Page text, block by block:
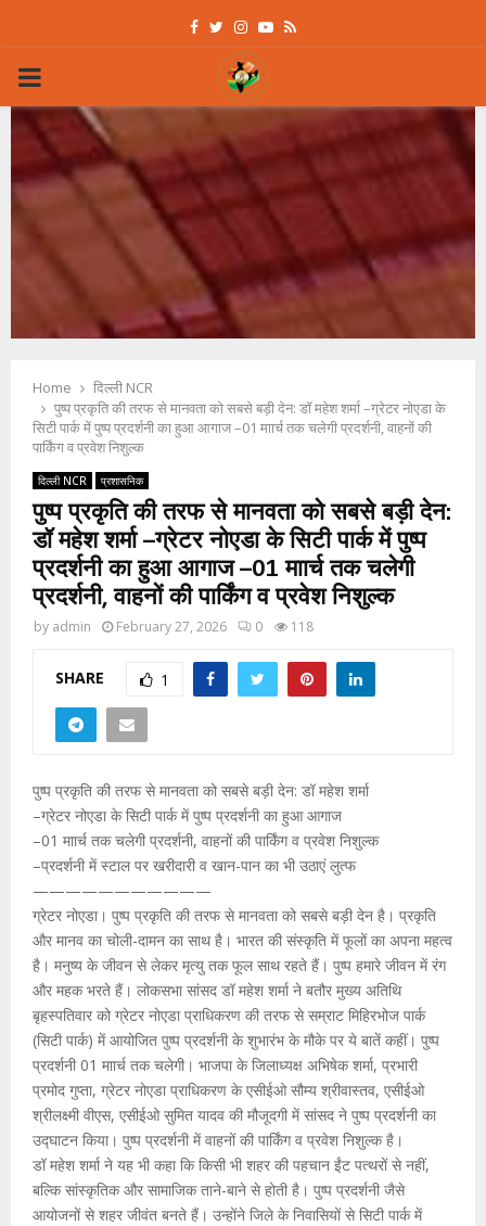
Facebook
Twitter
Instagram
Youtube
Rss
PRIMARY
MENU
Home
दिल्ली NCR
पुष्प प्रकृति की तरफ से मानवता को सबसे बड़ी देन: डॉ महेश शर्मा –ग्रेटर नोएडा के
सिटी पार्क में पुष्प प्रदर्शनी का हुआ आगाज –01 माार्च तक चलेगी प्रदर्शनी, वाहनों की
पार्किंग व प्रवेश निशुल्क
दिल्ली NCR प्रशासनिक
पुष्प प्रकृति की तरफ से मानवता को सबसे बड़ी देन:
डॉ महेश शर्मा –ग्रेटर नोएडा के सिटी पार्क में पुष्प
प्रदर्शनी का हुआ आगाज –01 माार्च तक चलेगी
प्रदर्शनी, वाहनों की पार्किंग व प्रवेश निशुल्क
by admin February 27, 2026 0 118
SHARE 1
पुष्प प्रकृति की तरफ से मानवता को सबसे बड़ी देन: डॉ महेश शर्मा
–ग्रेटर नोएडा के सिटी पार्क में पुष्प प्रदर्शनी का हुआ आगाज
–01 माार्च तक चलेगी प्रदर्शनी, वाहनों की पार्किंग व प्रवेश निशुल्क
–प्रदर्शनी में स्टाल पर खरीदारी व खान-पान का भी उठाएं लुत्फ
———————————
ग्रेटर नोएडा। पुष्प प्रकृति की तरफ से मानवता को सबसे बड़ी देन है। प्रकृति
और मानव का चोली-दामन का साथ है। भारत की संस्कृति में फूलों का अपना महत्व
है। मनुष्य के जीवन से लेकर मृत्यु तक फूल साथ रहते हैं। पुष्प हमारे जीवन में रंग
और महक भरते हैं। लोकसभा सांसद डॉ महेश शर्मा ने बतौर मुख्य अतिथि
बृहस्पतिवार को ग्रेटर नोएडा प्राधिकरण की तरफ से सम्राट मिहिरभोज पार्क
(सिटी पार्क) में आयोजित पुष्प प्रदर्शनी के शुभारंभ के मौके पर ये बातें कहीं। पुष्प
प्रदर्शनी 01 माार्च तक चलेगी। भाजपा के जिलाध्यक्ष अभिषेक शर्मा, प्रभारी
प्रमोद गुप्ता, ग्रेटर नोएडा प्राधिकरण के एसीईओ सौम्य श्रीवास्तव, एसीईओ
श्रीलक्ष्मी वीएस, एसीईओ सुमित यादव की मौजूदगी में सांसद ने पुष्प प्रदर्शनी का
उद्घाटन किया। पुष्प प्रदर्शनी में वाहनों की पार्किंग व प्रवेश निशुल्क है।
डॉ महेश शर्मा ने यह भी कहा कि किसी भी शहर की पहचान ईंट पत्थरों से नहीं,
बल्कि सांस्कृतिक और सामाजिक ताने-बाने से होती है। पुष्प प्रदर्शनी जैसे
आयोजनों से शहर जीवंत बनते हैं। उन्होंने जिले के निवासियों से सिटी पार्क में